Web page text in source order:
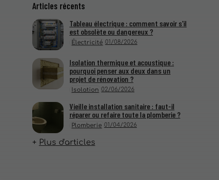
Articles récents
Électricité 01/08/2026
Tableau électrique : comment savoir s'il
est obsolète ou dangereux ?
Isolation 02/06/2026
Isolation thermique et acoustique :
pourquoi penser aux deux dans un
projet de rénovation ?
Plomberie 01/04/2026
Vieille installation sanitaire : faut-il
réparer ou refaire toute la plomberie ?
Plus d'articles